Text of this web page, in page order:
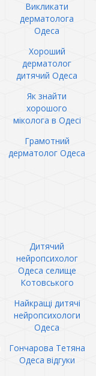
Викликати
дерматолога
Одеса
Хороший
дерматолог
дитячий Одеса
Як знайти
хорошого
міколога в Одесі
Грамотний
дерматолог Одеса
Дитячий
нейропсихолог
Одеса селище
Котовського
Найкращі дитячі
нейропсихологи
Одеса
Гончарова Тетяна
Одеса відгуки